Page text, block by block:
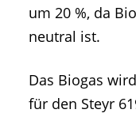
um 20 %, da
neutral ist.
Das Biogas
für den Steyr